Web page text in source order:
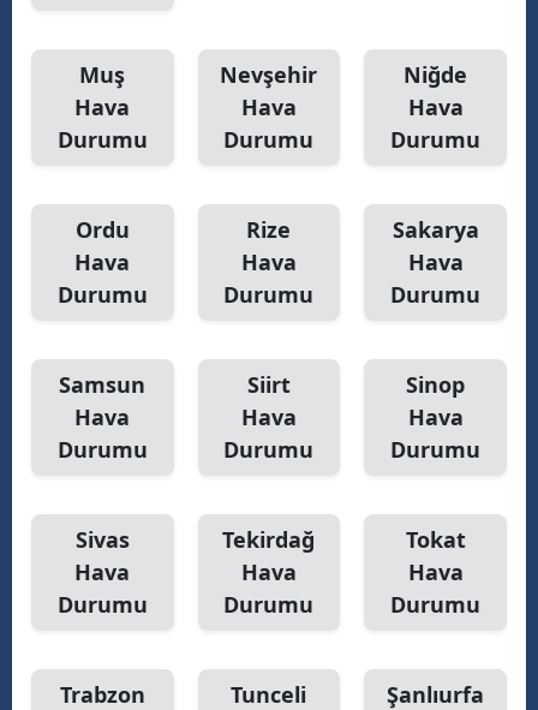
Muş
Hava
Durumu
Nevşehir
Hava
Durumu
Niğde
Hava
Durumu
Ordu
Hava
Durumu
Rize
Hava
Durumu
Sakarya
Hava
Durumu
Samsun
Hava
Durumu
Siirt
Hava
Durumu
Sinop
Hava
Durumu
Sivas
Hava
Durumu
Tekirdağ
Hava
Durumu
Tokat
Hava
Durumu
Trabzon
Tunceli
Şanlıurfa